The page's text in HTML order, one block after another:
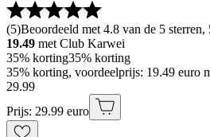
(5)Beoordeeld met 4.8 van de 5
19.49 met Club Karwei
35% korting35% korting
35% korting, voordeelprijs: 19.49 euro
29.99
Prijs: 29.99 euro